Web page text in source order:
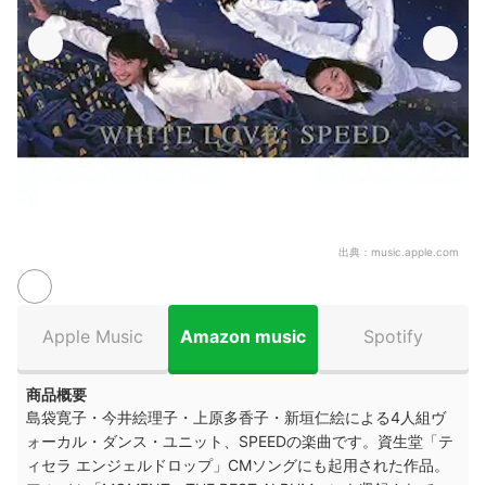
出典： music.apple.com
Apple Music Amazon music Spotify
商品概要
島袋寛子・今井絵理子・上原多香子・新垣仁絵による4人組ヴ
ォーカル・ダンス・ユニット、SPEEDの楽曲です。資生堂「テ
ィセラ エンジェルドロップ」CMソングにも起用された作品。